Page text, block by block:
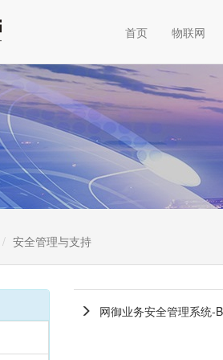
首页 物联网
安全管理与支持
网御业务安全管理系统-